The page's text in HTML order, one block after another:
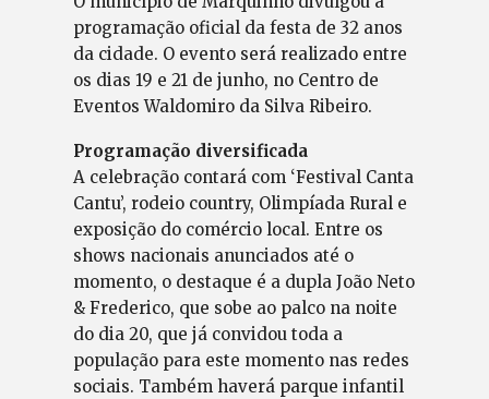
programação oficial da festa de 32 anos
da cidade. O evento será realizado entre
os dias 19 e 21 de junho, no Centro de
Eventos Waldomiro da Silva Ribeiro.
Programação diversificada
A celebração contará com ‘Festival Canta
Cantu’, rodeio country, Olimpíada Rural e
exposição do comércio local. Entre os
shows nacionais anunciados até o
momento, o destaque é a dupla João Neto
& Frederico, que sobe ao palco na noite
do dia 20, que já convidou toda a
população para este momento nas redes
sociais. Também haverá parque infantil